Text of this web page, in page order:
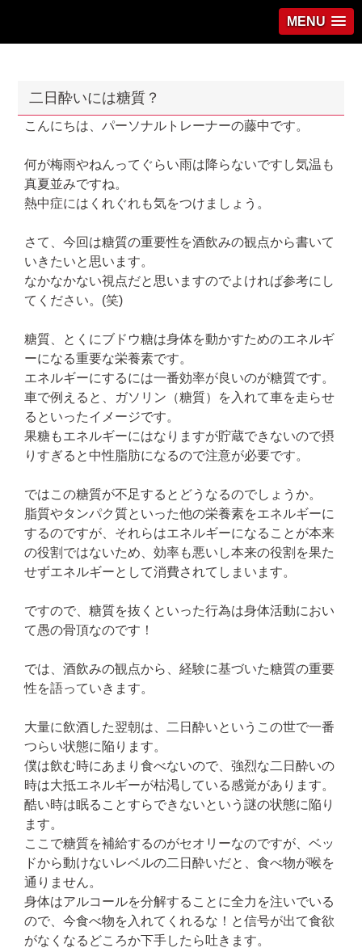
MENU
二日酔いには糖質？
こんにちは、パーソナルトレーナーの藤中です。
何が梅雨やねんってぐらい雨は降らないですし気温も
真夏並みですね。
熱中症にはくれぐれも気をつけましょう。
さて、今回は糖質の重要性を酒飲みの観点から書いて
いきたいと思います。
なかなかない視点だと思いますのでよければ参考にし
てください。(笑)
糖質、とくにブドウ糖は身体を動かすためのエネルギ
ーになる重要な栄養素です。
エネルギーにするには一番効率が良いのが糖質です。
車で例えると、ガソリン（糖質）を入れて車を走らせ
るといったイメージです。
果糖もエネルギーにはなりますが貯蔵できないので摂
りすぎると中性脂肪になるので注意が必要です。
ではこの糖質が不足するとどうなるのでしょうか。
脂質やタンパク質といった他の栄養素をエネルギーに
するのですが、それらはエネルギーになることが本来
の役割ではないため、効率も悪いし本来の役割を果た
せずエネルギーとして消費されてしまいます。
ですので、糖質を抜くといった行為は身体活動におい
て愚の骨頂なのです！
では、酒飲みの観点から、経験に基づいた糖質の重要
性を語っていきます。
大量に飲酒した翌朝は、二日酔いというこの世で一番
つらい状態に陥ります。
僕は飲む時にあまり食べないので、強烈な二日酔いの
時は大抵エネルギーが枯渇している感覚があります。
酷い時は眠ることすらできないという謎の状態に陥り
ます。
ここで糖質を補給するのがセオリーなのですが、ベッ
ドから動けないレベルの二日酔いだと、食べ物が喉を
通りません。
身体はアルコールを分解することに全力を注いでいる
ので、今食べ物を入れてくれるな！と信号が出て食欲
がなくなるどころか下手したら吐きます。